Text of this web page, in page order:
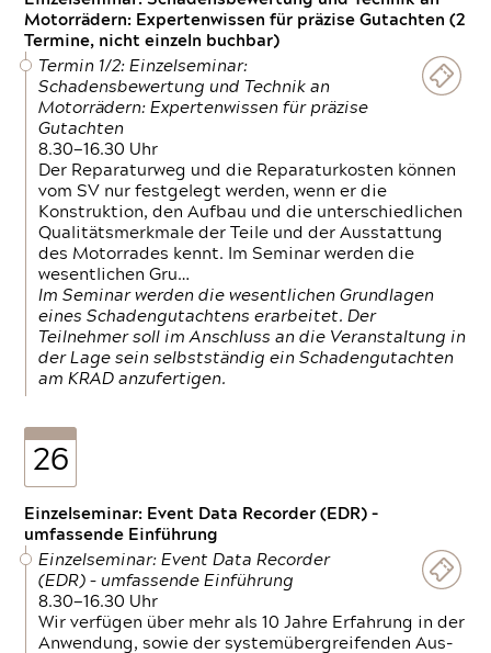
Motorrädern: Expertenwissen für präzise Gutachten (2
Termine, nicht einzeln buchbar)
Termin 1/2: Einzelseminar:
Schadensbewertung und Technik an
Motorrädern: Expertenwissen für präzise
Gutachten
8.30—16.30 Uhr
Der Reparaturweg und die Reparaturkosten können
vom SV nur festgelegt werden, wenn er die
Konstruktion, den Aufbau und die unterschiedlichen
Qualitätsmerkmale der Teile und der Ausstattung
des Motorrades kennt. Im Seminar werden die
wesentlichen Gru…
Im Seminar werden die wesentlichen Grundlagen
eines Schadengutachtens erarbeitet. Der
Teilnehmer soll im Anschluss an die Veranstaltung in
der Lage sein selbstständig ein Schadengutachten
am KRAD anzufertigen.
26
Einzelseminar: Event Data Recorder (EDR) –
umfassende Einführung
Einzelseminar: Event Data Recorder
(EDR) – umfassende Einführung
8.30—16.30 Uhr
Wir verfügen über mehr als 10 Jahre Erfahrung in der
Anwendung, sowie der systemübergreifenden Aus-